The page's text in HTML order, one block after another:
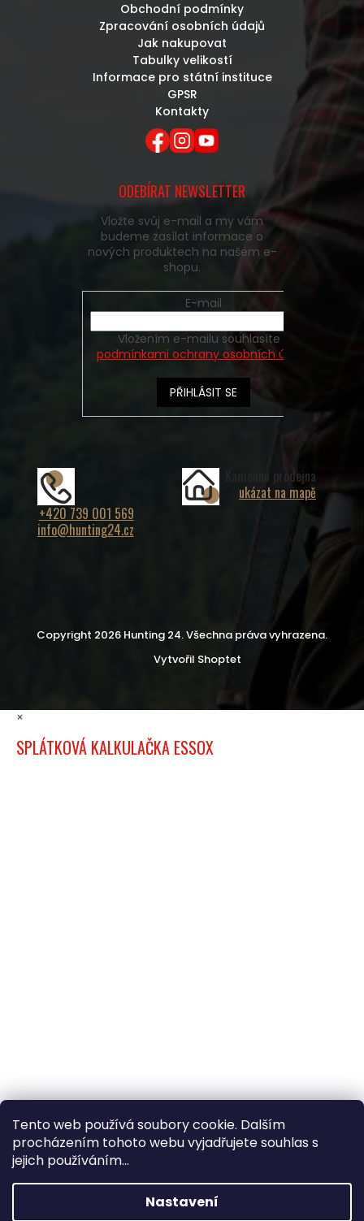
Tento web používá soubory cookie. Dalším
procházením tohoto webu vyjadřujete souhlas s
jejich používáním...
Nastavení
Obchodní podmínky
Zpracování osobních údajů
Jak nakupovat
Tabulky velikostí
Informace pro státní instituce
GPSR
Kontakty
ODEBÍRAT NEWSLETTER
Vložte svůj e-mail a my vám
budeme zasílat informace o
nových produktech na našem e-
shopu.
E-mail
podmínkami ochrany osobních údajů
PŘIHLÁSIT SE
+420 739 001 569
info@hunting24.cz
Kamenná prodejna
ukázat na mapě
Vytvořil Shoptet
Copyright 2026 Hunting 24. Všechna práva vyhrazena.
×
SPLÁTKOVÁ KALKULAČKA ESSOX
×
Hledáte nejvýhodnější cenu? Získáte jí
pomocíregistrace